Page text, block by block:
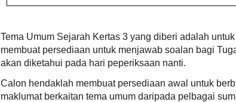
Tema Umum Sejarah Kertas 3 yang diberi adalah
membuat persediaan untuk menjawab soalan bagi
akan diketahui pada hari peperiksaan nanti.
Calon hendaklah membuat persediaan awal untuk
maklumat berkaitan tema umum daripada pelbagai